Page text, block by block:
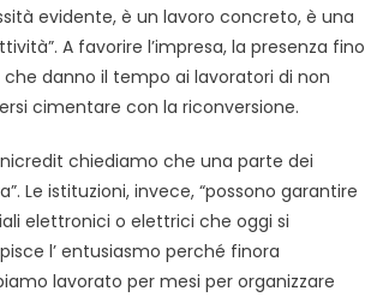
evidente, è un lavoro concreto, è una
A favorire l’impresa, la presenza fino
danno il tempo ai lavoratori di non
cimentare con la riconversione.
chiediamo che una parte dei
Le istituzioni, invece, “possono garantire
elettronici o elettrici che oggi si
l’ entusiasmo perché finora
lavorato per mesi per organizzare